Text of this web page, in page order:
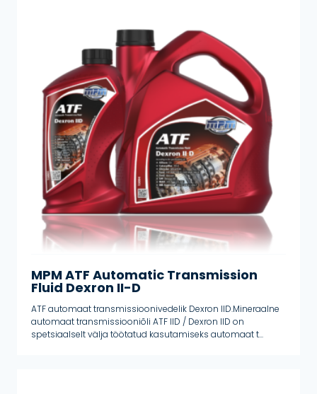
Preemium sünteetiline
Roolivõimu vedelikud
Survepakend
Suur jõudlus
Valmis kasutamiseks
Muud tooted
MPM ATF Automatic Transmission
Fluid Dexron II-D
ATF automaat transmissioonivedelik Dexron IID.Mineraalne
automaat transmissiooniõli ATF IID / Dexron IID on
spetsiaalselt välja töötatud kasutamiseks automaat t...